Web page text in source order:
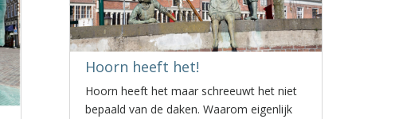
Hoorn heeft het!
Hoorn heeft het maar schreeuwt het niet
bepaald van de daken. Waarom eigenlijk